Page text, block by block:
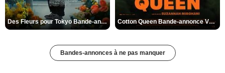
Vaucluse
Vendée
Vienne
Des Fleurs pour Tokyo Bande-annonce VO STFR Cotton Queen Bande-annonce VO STFR
Bandes-annonces à ne pas manquer